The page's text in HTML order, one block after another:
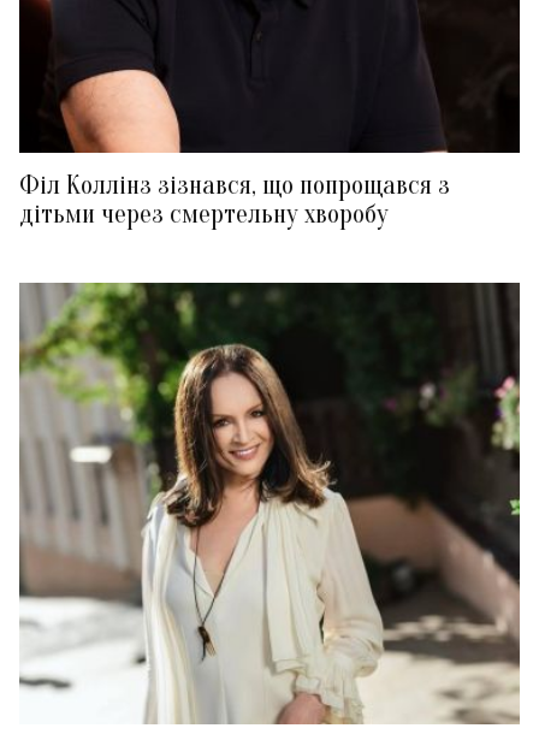
Філ Коллінз зізнався, що попрощався з
дітьми через смертельну хворобу